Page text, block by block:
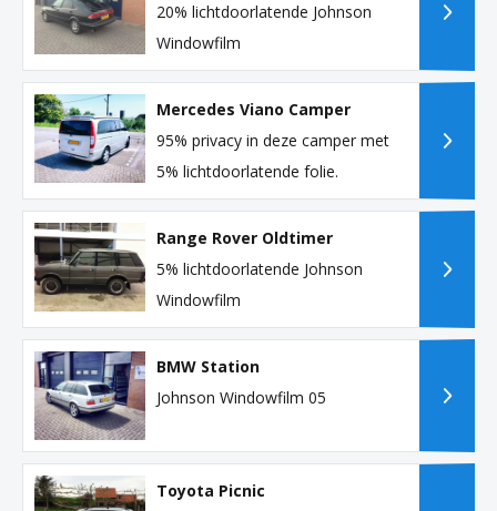
20% lichtdoorlatende Johnson
Windowfilm
Mercedes Viano Camper
95% privacy in deze camper met
5% lichtdoorlatende folie.
Range Rover Oldtimer
5% lichtdoorlatende Johnson
Windowfilm
BMW Station
Johnson Windowfilm 05
Toyota Picnic